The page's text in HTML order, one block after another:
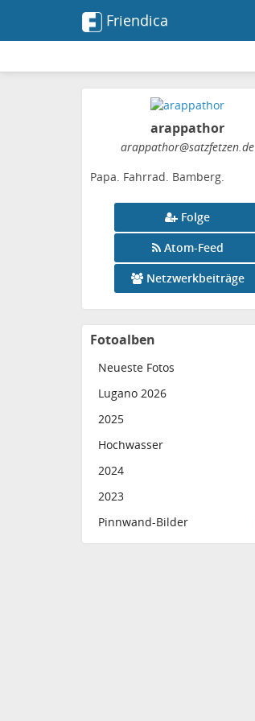
Friendica
arappathor
arappathor@satzfetzen.de
Papa. Fahrrad. Bamberg.
Folge
Atom-Feed
Netzwerkbeiträge
Fotoalben
Neueste Fotos
Lugano 2026
2025
Hochwasser
2024
2023
Pinnwand-Bilder